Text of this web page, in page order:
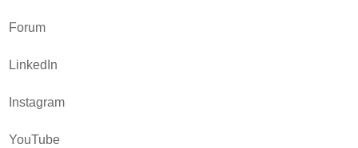
Forum
LinkedIn
Instagram
YouTube